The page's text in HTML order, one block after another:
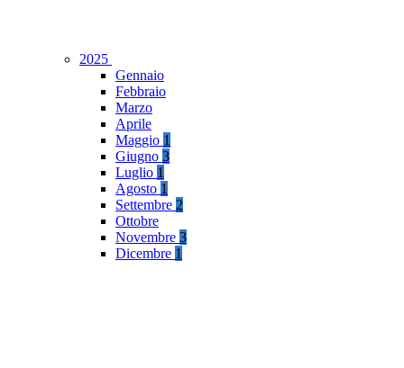
2025
Gennaio
Febbraio
Marzo
Aprile
Maggio 1
Giugno 3
Luglio 1
Agosto 1
Settembre 2
Ottobre
Novembre 3
Dicembre 1